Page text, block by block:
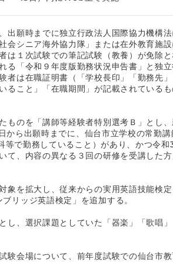
願時までに独立行政法人国際協力機構
会シニア海外協力隊」または在外教育施
１次試験での筆記試験（教養）が免除と
る「令和９年度版勤務状況申告書」と独
者は在職証明書（「学校長印」「勤務先
ること」「在職期間」が記載されている
のを「講師等経験者特別選考Ｂ」とし
ら出願時までに、仙台市立学校の常勤講
で勤務していること）があり、かつ令和
て、内容の異なる３回の研修を受講した
を拡大し、従来からの実用英語技能検定
リッジ英語検定」を追加する。
、選択課題としていた「器楽」「歌唱
会場について、前年度試験での仙台市